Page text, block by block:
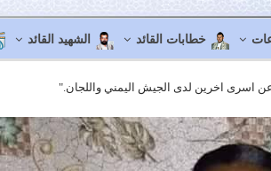
خطابات القائد الشهيد القائد
اخرين لدى الجيش اليمني واللجان."